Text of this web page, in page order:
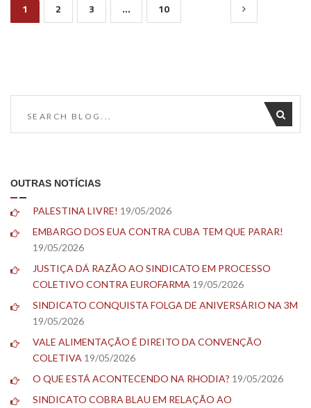
1 2 3 … 10
OUTRAS NOTÍCIAS
PALESTINA LIVRE! 19/05/2026
EMBARGO DOS EUA CONTRA CUBA TEM QUE PARAR!
19/05/2026
JUSTIÇA DÁ RAZÃO AO SINDICATO EM PROCESSO
COLETIVO CONTRA EUROFARMA 19/05/2026
SINDICATO CONQUISTA FOLGA DE ANIVERSÁRIO NA 3M
19/05/2026
VALE ALIMENTAÇÃO É DIREITO DA CONVENÇÃO
COLETIVA 19/05/2026
O QUE ESTÁ ACONTECENDO NA RHODIA? 19/05/2026
SINDICATO COBRA BLAU EM RELAÇÃO AO